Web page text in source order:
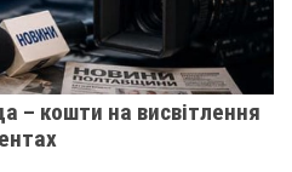
– кошти на висвітлення